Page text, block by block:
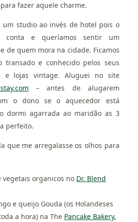
fazer aquele charme.
um studio ao invés de hotel pois o
conta e queríamos sentir um
de quem mora na cidade. Ficamos
transado e conhecido pelos seus
e lojas vintage. Aluguei no site
– antes de alugarem
o dono se o aquecedor está
dormi agarrada ao maridão as 3
perfeito.
que me arregalasse os olhos para
vegetais organicos no Dr. Blend
e queijo Gouda (os Holandeses
a hora) na The Pancake Bakery,